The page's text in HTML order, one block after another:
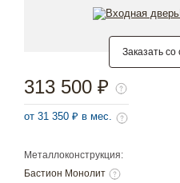
Заказать со
Металлоконструкция:
Бастион Монолит
313 500 ₽
от 31 350 ₽ в мес.